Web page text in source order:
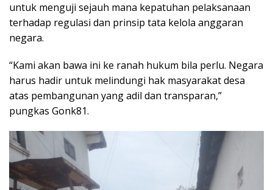
untuk menguji sejauh mana kepatuhan pelaksanaan
terhadap regulasi dan prinsip tata kelola anggaran
negara.
“Kami akan bawa ini ke ranah hukum bila perlu. Negara
harus hadir untuk melindungi hak masyarakat desa
atas pembangunan yang adil dan transparan,”
pungkas Gonk81.